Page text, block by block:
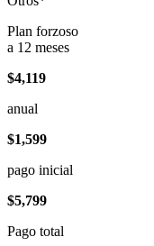
Plan forzoso
a 12 meses
$4,119
anual
$1,599
pago inicial
$5,799
Pago total